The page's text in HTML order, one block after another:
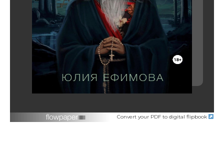
Convert your PDF to digital flipbook